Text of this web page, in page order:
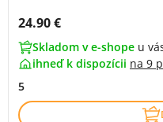
Cena s DPH:
24.90 €
Skladom v e-shope u
ihneď k dispozícii na 9
5